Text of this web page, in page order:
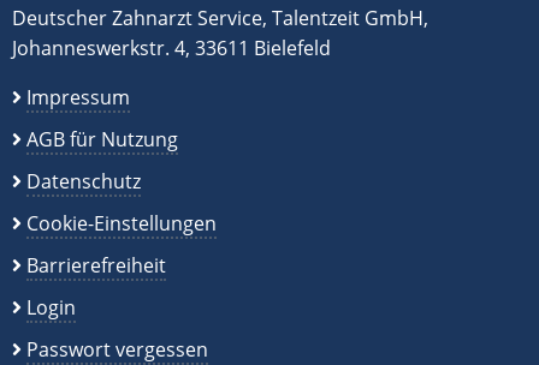
Deutscher Zahnarzt Service, Talentzeit GmbH,
Johanneswerkstr. 4, 33611 Bielefeld
Impressum
AGB für Nutzung
Datenschutz
Cookie-Einstellungen
Barrierefreiheit
Login
Passwort vergessen